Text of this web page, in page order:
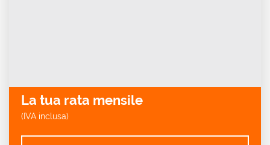
La tua rata mensile
(IVA inclusa)